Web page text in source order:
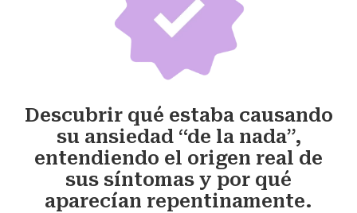
Descubrir qué estaba causando
su ansiedad “de la nada”,
entendiendo el origen real de
sus síntomas y por qué
aparecían repentinamente.